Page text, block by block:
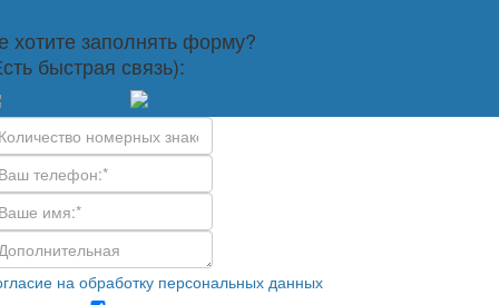
хотите заполнять форму?
быстрая связь):
на обработку персональных данных